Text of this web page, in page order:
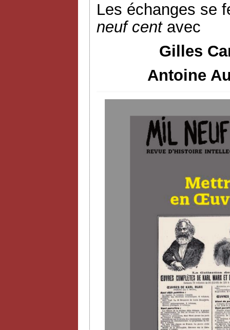
Les échanges se
neuf centavec
Gilles
Antoine